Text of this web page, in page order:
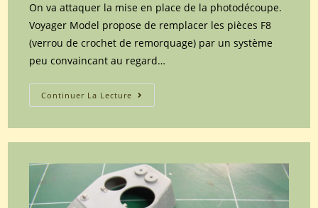
On va attaquer la mise en place de la photodécoupe.
Voyager Model propose de remplacer les pièces F8
(verrou de crochet de remorquage) par un système
peu convaincant au regard…
Continuer La Lecture
Dragon
du
char
soviétique
T34/85
UTZ